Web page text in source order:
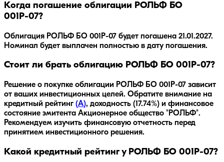
Когда погашение облигации РОЛЬФ БО
001Р-07?
Облигация РОЛЬФ БО 001Р-07 будет погашена 21.01.2027.
Номинал будет выплачен полностью в дату погашения.
Стоит ли брать облигацию РОЛЬФ БО 001Р-07?
Решение о покупке облигации РОЛЬФ БО 001Р-07 зависит
от ваших инвестиционных целей. Обратите внимание на
кредитный рейтинг (A), доходность (17.74%) и финансовое
состояние эмитента Акционерное общество "РОЛЬФ".
Рекомендуем изучить финансовую отчетность перед
принятием инвестиционного решения.
Какой кредитный рейтинг у РОЛЬФ БО 001Р-07?